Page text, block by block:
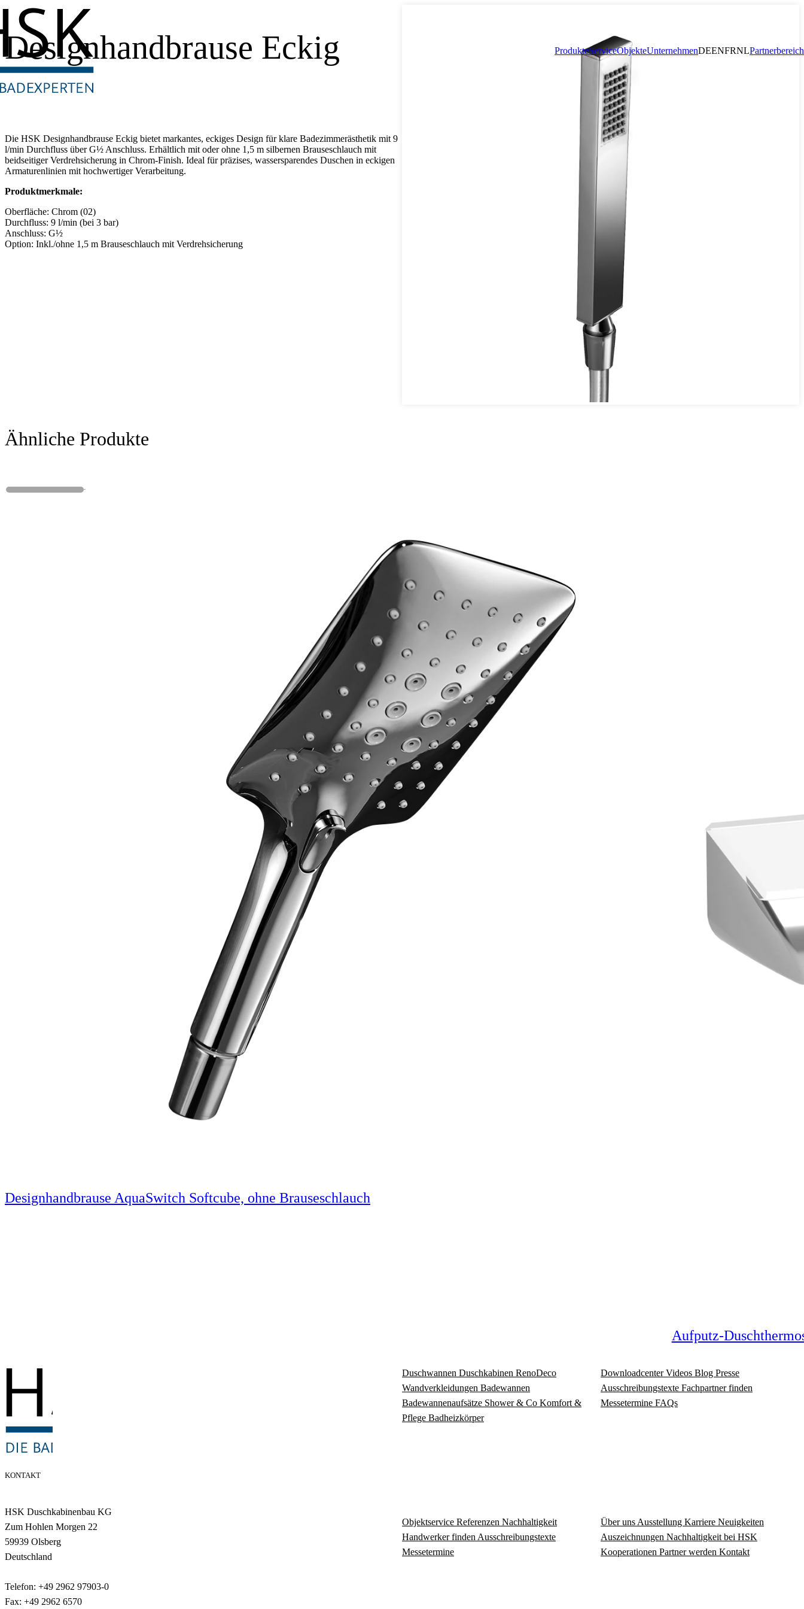
ProdukteServiceObjekteUnternehmenDEENFRNLPartnerbereich
Designhandbrause Eckig
Die HSK Designhandbrause Eckig bietet markantes, eckiges Design für klare Badezimmerästhetik mit 9
l/min Durchfluss über G½ Anschluss. Erhältlich mit oder ohne 1,5 m silbernen Brauseschlauch mit
beidseitiger Verdrehsicherung in Chrom-Finish. Ideal für präzises, wassersparendes Duschen in eckigen
Armaturenlinien mit hochwertiger Verarbeitung.
Produktmerkmale:
Oberfläche: Chrom (02)
Durchfluss: 9 l/min (bei 3 bar)
Anschluss: G½
Option: Inkl./ohne 1,5 m Brauseschlauch mit Verdrehsicherung
Ähnliche Produkte
Designhandbrause AquaSwitch Softcube, ohne Brauseschlauch
Aufputz-
KONTAKT
HSK Duschkabinenbau KG
Zum Hohlen Morgen 22
59939 Olsberg
Deutschland
Telefon: +49 2962 97903-0
Fax: +49 2962 6570
Duschwannen Duschkabinen RenoDeco
Wandverkleidungen Badewannen
Badewannenaufsätze Shower & Co Komfort &
Pflege Badheizkörper
Download­centerVideos Blog Presse
Ausschreibungstexte Fachpartner finden
Messetermine FAQs
Objektservice Referenzen Nachhaltigkeit
Handwerker finden Ausschreibungstexte
Messetermine
Über uns Ausstellung Karriere Neuigkeiten
Auszeichnungen Nachhaltigkeit bei HSK
Kooperationen Partner werden Kontakt